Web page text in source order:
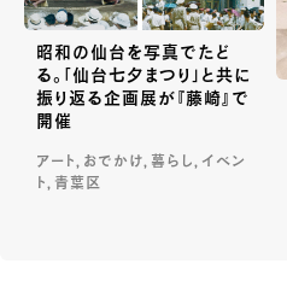
昭和の仙台を写真でたど
る。「仙台七夕まつり」と共に
振り返る企画展が『藤崎』で
開催
アート, おでかけ, 暮らし, イベン
ト, 青葉区